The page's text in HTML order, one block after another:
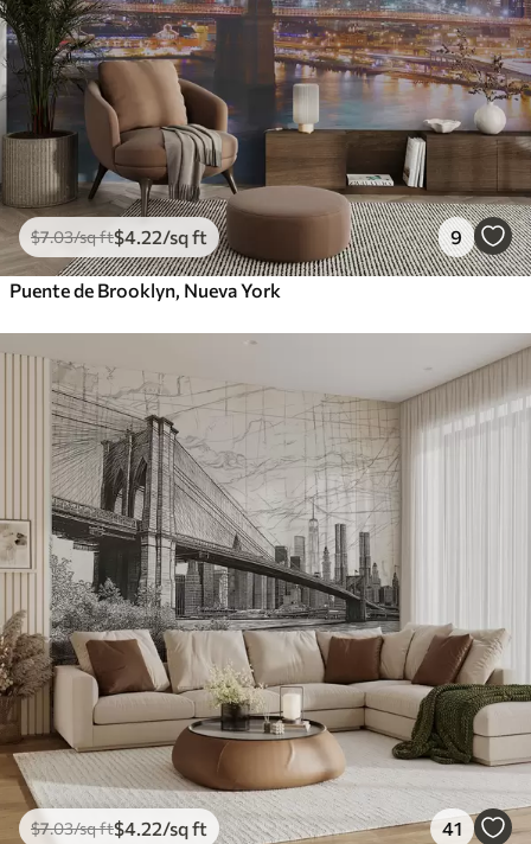
$7.03/sq ft$4 .22/sq ft 9
Puente de Brooklyn, Nueva York
$7.03/sq ft$4 .22/sq ft 41